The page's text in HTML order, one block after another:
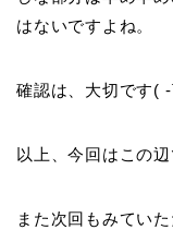
はないですよね。
確認は、大切です(
以上、今回はこの
また次回もみてい